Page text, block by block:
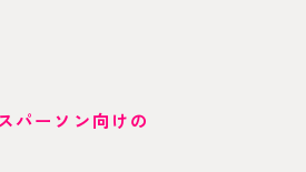
パーソン向けの